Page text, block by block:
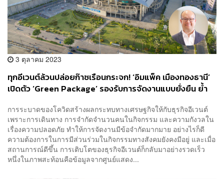
3 ตุลาคม 2023
ทุกอีเวนต์ล้วนปล่อยก๊าซเรือนกระจก! ‘อิมแพ็ค เมืองทองธานี’
เปิดตัว ‘Green Package’ รองรับการจัดงานแบบยั่งยืน ย้ำ
การระบาดของโควิดสร้างผลกระทบทางเศรษฐกิจให้กับธุรกิจอีเวนต์
เพราะการเดินทาง การจำกัดจำนวนคนในกิจกรรม และความกังวลใน
เรื่องความปลอดภัย ทำให้การจัดงานมีข้อจำกัดมากมาย อย่างไรก็ดี
ความต้องการในการมีส่วนร่วมในกิจกรรมทางสังคมยังคงมีอยู่ และเมื่อ
สถานการณ์ดีขึ้น การเติบโตของธุรกิจอีเวนต์ก็กลับมาอย่างรวดเร็ว
หนึ่งในภาพสะท้อนคือข้อมูลจากศูนย์แสดง...